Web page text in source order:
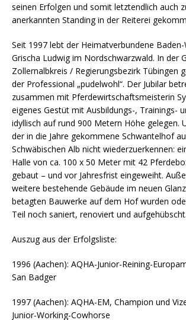
seinen Erfolgen und somit letztendlich auch
anerkannten Standing in der Reiterei
Seit 1997 lebt der Heimatverbundene
Grischa Ludwig im Nordschwarzwald. In der
Zollernalbkreis / Regierungsbezirk Tübingen
der Professional „pudelwohl“. Der Jubilar
zusammen mit Pferdewirtschaftsmeisterin
eigenes Gestüt mit Ausbildungs-, Trainings-
idyllisch auf rund 900 Metern Höhe gelegen.
der in die Jahre gekommene Schwantelhof
Schwäbischen Alb nicht wiederzuerkennen:
Halle von ca. 100 x 50 Meter mit 42
gebaut – und vor Jahresfrist eingeweiht.
weitere bestehende Gebäude im neuen
betagten Bauwerke auf dem Hof wurden
Teil noch saniert, renoviert und aufgehübscht.
Auszug aus der Erfolgsliste:
1996 (Aachen): AQHA-Junior-Reining-
San Badger
1997 (Aachen): AQHA-EM, Champion und
Junior-Working-Cowhorse